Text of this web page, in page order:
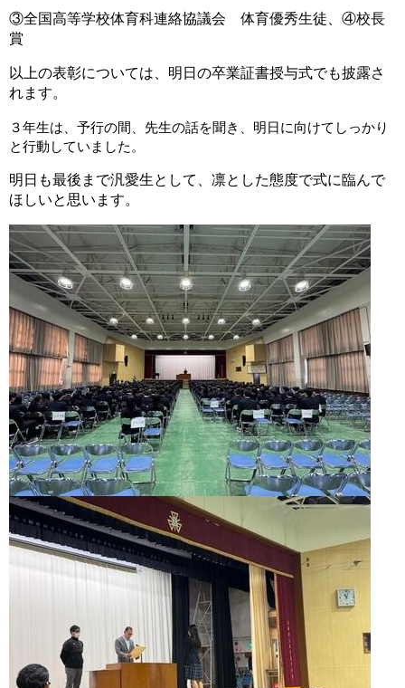
③全国高等学校体育科連絡協議会 体育優秀生徒、④校長
賞
以上の表彰については、明日の卒業証書授与式でも披露さ
れます。
３年生は、予行の間、先生の話を聞き、明日に向けてしっかり
と行動していました。
明日も最後まで汎愛生として、凛とした態度で式に臨んで
ほしいと思います。